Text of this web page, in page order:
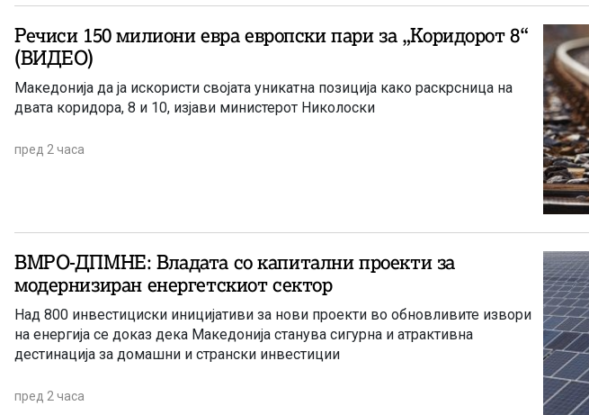
Речиси 150 милиони евра европски пари за „Коридорот 8“
(ВИДЕО)
Македонија да ја искористи својата уникатна позиција како раскрсница на
двата коридора, 8 и 10, изјави министерот Николоски
пред 2 часа
ВМРО-ДПМНЕ: Владата со капитални проекти за
модернизиран енергетскиот сектор
Над 800 инвестициски иницијативи за нови проекти во обновливите извори
на енергија се доказ дека Македонија станува сигурна и атрактивна
дестинација за домашни и странски инвестиции
пред 2 часа